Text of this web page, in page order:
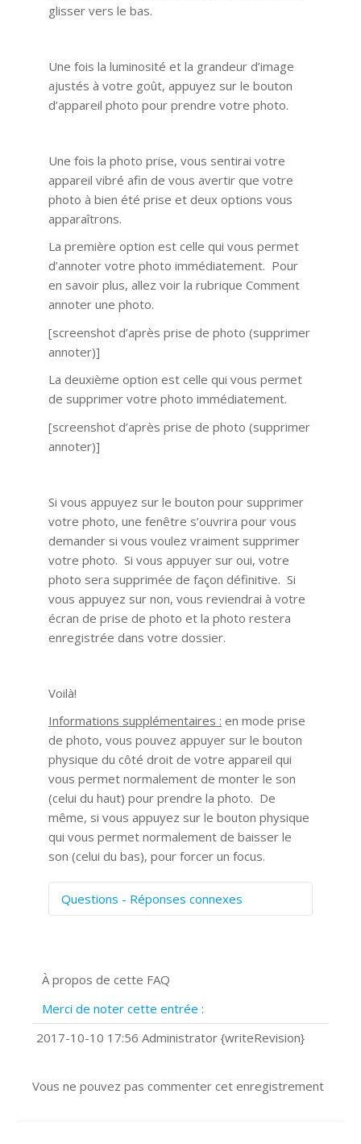
glisser vers le bas.
Une fois la luminosité et la grandeur d’image
ajustés à votre goût, appuyez sur le bouton
d’appareil photo pour prendre votre photo.
Une fois la photo prise, vous sentirai votre
appareil vibré afin de vous avertir que votre
photo à bien été prise et deux options vous
apparaîtrons.
La première option est celle qui vous permet
d’annoter votre photo immédiatement. Pour
en savoir plus, allez voir la rubrique Comment
annoter une photo.
[screenshot d’après prise de photo (supprimer
annoter)]
La deuxième option est celle qui vous permet
de supprimer votre photo immédiatement.
[screenshot d’après prise de photo (supprimer
annoter)]
Si vous appuyez sur le bouton pour supprimer
votre photo, une fenêtre s’ouvrira pour vous
demander si vous voulez vraiment supprimer
votre photo. Si vous appuyer sur oui, votre
photo sera supprimée de façon définitive. Si
vous appuyez sur non, vous reviendrai à votre
écran de prise de photo et la photo restera
enregistrée dans votre dossier.
Voilà!
Informations supplémentaires : en mode prise
de photo, vous pouvez appuyer sur le bouton
physique du côté droit de votre appareil qui
vous permet normalement de monter le son
(celui du haut) pour prendre la photo. De
même, si vous appuyez sur le bouton physique
qui vous permet normalement de baisser le
son (celui du bas), pour forcer un focus.
Questions - Réponses connexes
Prise de vue 360°
?
Comment installer Google Chrome ?
À propos de cette FAQ
Merci de noter cette entrée :
2017-10-10 17:56 Administrator {writeRevision}
Vous ne pouvez pas commenter cet enregistrement